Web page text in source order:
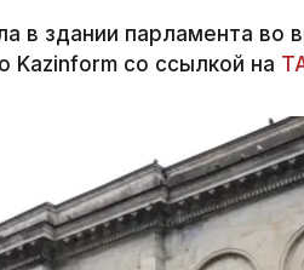
в здании парламента во
Kazinform со ссылкой на